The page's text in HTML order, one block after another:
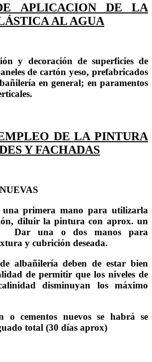
APLICACION DE LA
AL AGUA
y decoración de superficies de
de cartón yeso, prefabricados
en general; en paramentos
DE LA PINTURA
Y FACHADAS
una primera mano para utilizarla
diluir la pintura con aprox. un
Dar una o dos manos para
y cubrición deseada.
albañilería deben de estar bien
de permitir que los niveles de
disminuyan los máximo
o cementos nuevos se habrá se
total (30 días aprox)